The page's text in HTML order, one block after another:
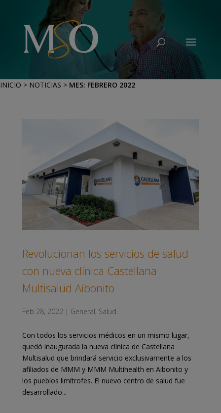
INICIO > NOTICIAS > MES: FEBRERO 2022
Revolucionan los servicios de salud
con nueva clínica Castellana
Multisalud Aibonito
Feb 28, 2022 | General, Salud
Con todos los servicios médicos en un mismo lugar,
quedó inaugurada la nueva clínica de Castellana
Multisalud que brindará servicio exclusivamente a los
afiliados de MMM y MMM Multihealth en Aibonito y
los pueblos limítrofes. El nuevo centro de salud fue
desarrollado...